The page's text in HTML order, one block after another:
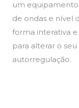
um
de ondas e nível
forma interativa
para alterar o
autorregulação.